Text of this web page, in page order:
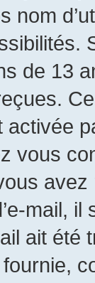
nom
de 13
vous
mail,
ait